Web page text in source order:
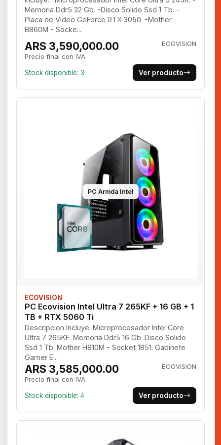
Memoria Ddr5 32 Gb. -Disco Solido Ssd 1 Tb. -
Placa de Video GeForce RTX 3050. -Mother
B860M - Socke...
ARS 3,590,000.00
Precio final con IVA.
ECOVISION
Stock disponible: 3 Ver producto
PC Armda Intel
ECOVISION
PC Ecovision Intel Ultra 7 265KF + 16 GB + 1
TB + RTX 5060 Ti
Descripcion Incluye: Microprocesador Intel Core
Ultra 7 265KF. Memoria Ddr5 16 Gb. Disco Solido
Ssd 1 Tb. Mother H810M - Socket 1851. Gabinete
Gamer E...
ARS 3,585,000.00
Precio final con IVA.
ECOVISION
Stock disponible: 4 Ver producto